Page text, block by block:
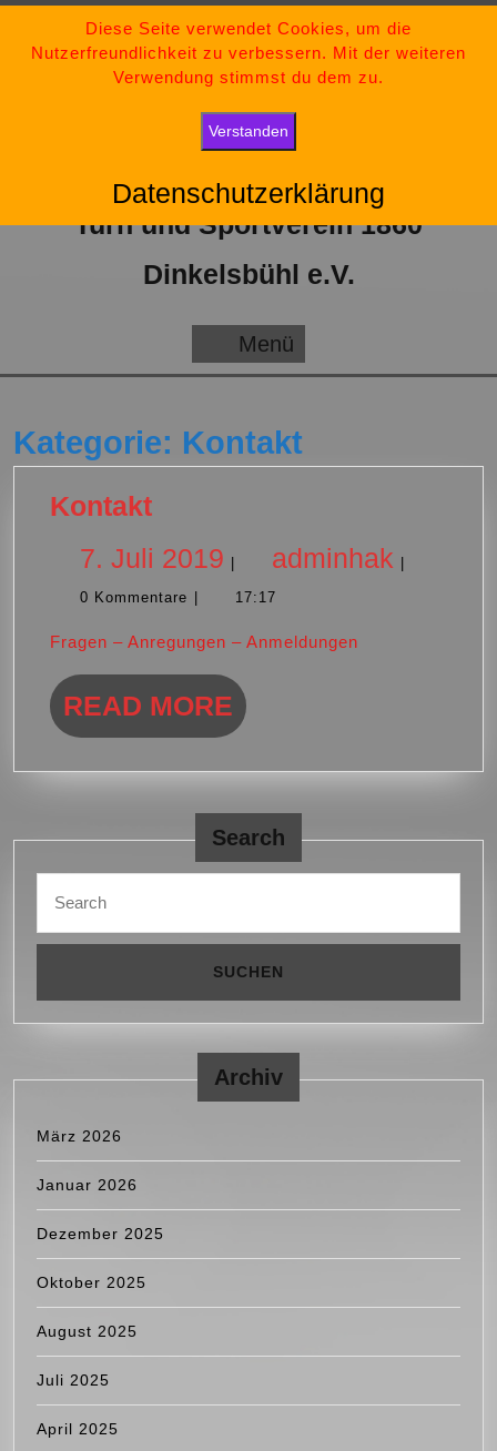
Inhalt
09851-554730
tsv-dinkelsbuehl@t-online.de
„Bleib stark, bleib positiv und gib niemals auf.“
Turn und Sportverein 1860
Dinkelsbühl e.V.
Menü
Kategorie: Kontakt
KontaktKontakt
7. Juli 2019 7.
Juli
adminhak
0 Kommentare 17:17
Fragen – Anregungen – Anmeldungen
READ MORE READ
Search
for:
Archiv
März 2026
Januar 2026
Dezember 2025
Oktober 2025
August 2025
Juli 2025
April 2025
Diese Seite verwendet Cookies, um die
Nutzerfreundlichkeit zu verbessern. Mit der weiteren
Verwendung stimmst du dem zu.
Verstanden
Datenschutzerklärung